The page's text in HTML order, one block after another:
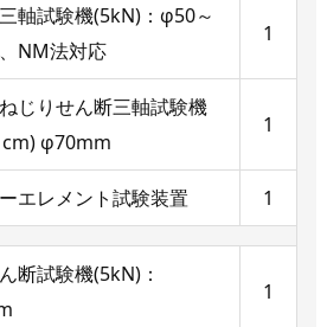
軸試験機(5kN)：φ50～
NM法対応
1
じりせん断三軸試験機
φ70mm
1
エレメント試験装置 1
断試験機(5kN)：
1